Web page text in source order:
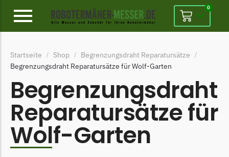
Alpina Messer
Ambrogio
Ambrogio Messer
Begrenzungsdraht
Belrobotics
0
Startseite / Shop / Begrenzungsdraht Reparatursätze /
Begrenzungsdraht Reparatursätze für Wolf-Garten
Begrenzungsdraht
Reparatursätze für
Wolf-Garten